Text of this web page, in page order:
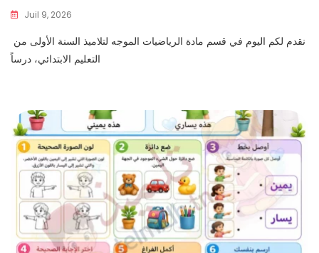
Juil 9, 2026
التعليم الابتدائي، درساً